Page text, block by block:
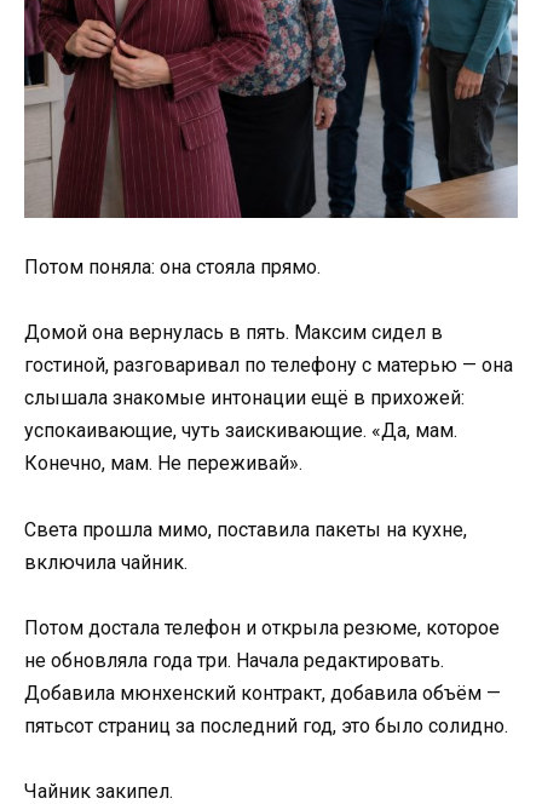
Потом поняла: она стояла прямо.
Домой она вернулась в пять. Максим сидел в
гостиной, разговаривал по телефону с матерью — она
слышала знакомые интонации ещё в прихожей:
успокаивающие, чуть заискивающие. «Да, мам.
Конечно, мам. Не переживай».
Света прошла мимо, поставила пакеты на кухне,
включила чайник.
Потом достала телефон и открыла резюме, которое
не обновляла года три. Начала редактировать.
Добавила мюнхенский контракт, добавила объём —
пятьсот страниц за последний год, это было солидно.
Чайник закипел.